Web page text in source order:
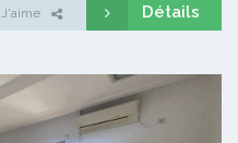
J'aime Détails